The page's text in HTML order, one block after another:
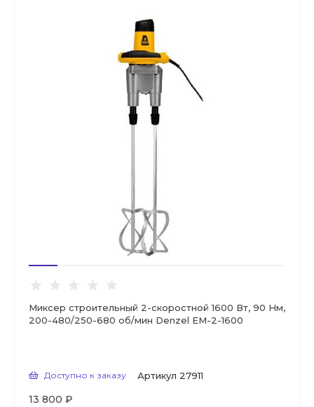
Миксер строительный 2-скоростной 1600 Вт, 90 Нм,
200-480/250-680 об/мин Denzel EM-2-1600
Доступно к заказу Артикул 27911
13 800 ₽